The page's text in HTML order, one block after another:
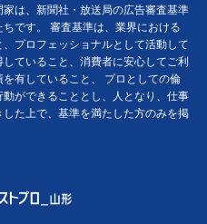
は、新聞社・放送局の広告審査基準
です。 審査基準は、業界における
プロフェッショナルとして活動して
ていること、消費者に安心してご利
有していること、 プロとしての倫
ができることとし、人となり、仕事
た上で、基準を満たした方のみを掲